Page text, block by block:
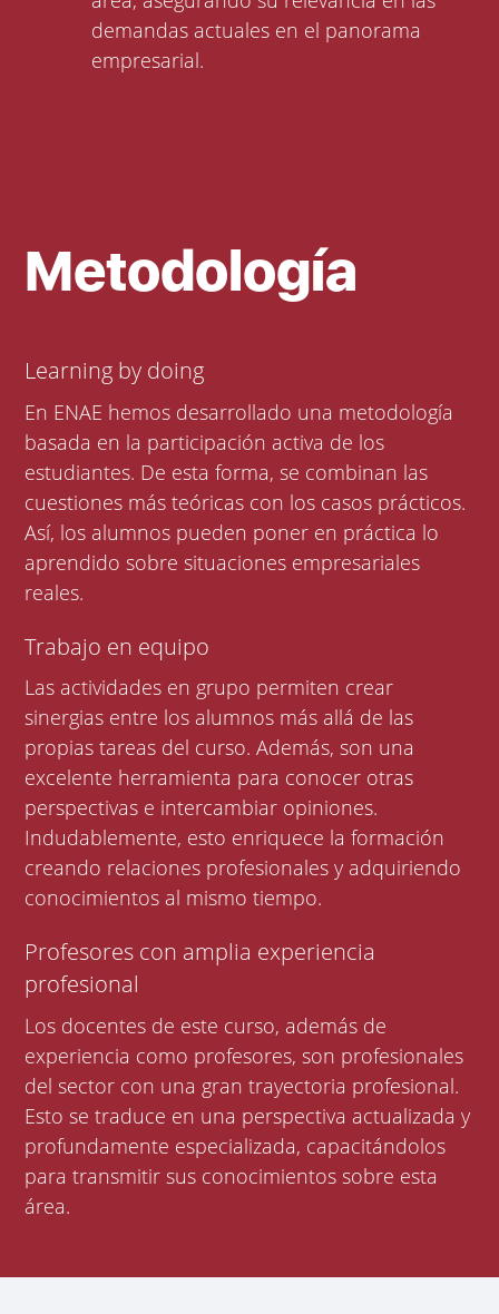
demandas actuales en el panorama
empresarial.
Metodología
Learning by doing
En ENAE hemos desarrollado una metodología
basada en la participación activa de los
estudiantes. De esta forma, se combinan las
cuestiones más teóricas con los casos prácticos.
Así, los alumnos pueden poner en práctica lo
aprendido sobre situaciones empresariales
reales.
Trabajo en equipo
Las actividades en grupo permiten crear
sinergias entre los alumnos más allá de las
propias tareas del curso. Además, son una
excelente herramienta para conocer otras
perspectivas e intercambiar opiniones.
Indudablemente, esto enriquece la formación
creando relaciones profesionales y adquiriendo
conocimientos al mismo tiempo.
Profesores con amplia experiencia
profesional
Los docentes de este curso, además de
experiencia como profesores, son profesionales
del sector con una gran trayectoria profesional.
Esto se traduce en una perspectiva actualizada y
profundamente especializada, capacitándolos
para transmitir sus conocimientos sobre esta
área.